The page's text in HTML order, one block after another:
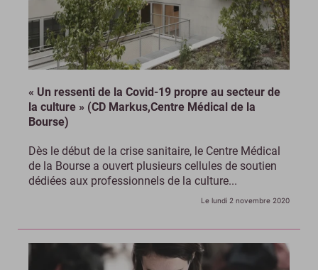
« Un ressenti de la Covid-19 propre au secteur de
la culture » (CD Markus,Centre Médical de la
Bourse)
Dès le début de la crise sanitaire, le Centre Médical
de la Bourse a ouvert plusieurs cellules de soutien
dédiées aux professionnels de la culture...
Le lundi 2 novembre 2020